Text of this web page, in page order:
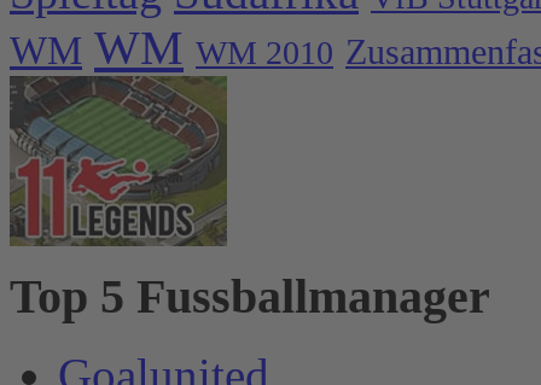
WM WM WM 2010
Top 5 Fussballmanager